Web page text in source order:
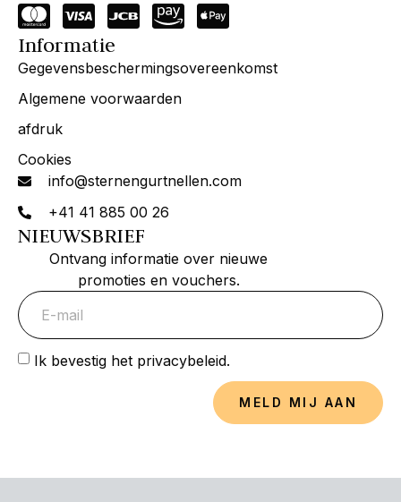
Informatie
Gegevensbeschermingsovereenkomst
Algemene voorwaarden
afdruk
Cookies
info@sternengurtnellen.com
+41 41 885 00 26
NIEUWSBRIEF
Ontvang informatie over nieuwe
promoties en vouchers.
Ik bevestig het privacybeleid.
MELD MIJ AAN